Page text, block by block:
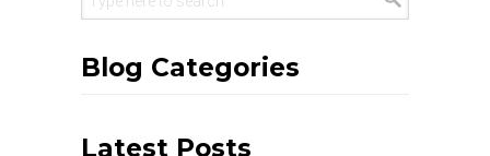
Blog Categories
Latest Posts